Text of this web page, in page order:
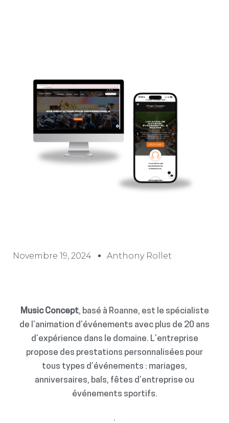
Novembre 19, 2024 Anthony Rollet
Music Concept, basé à Roanne, est le spécialiste
de l’animation d’événements avec plus de 20 ans
d’expérience dans le domaine. L’entreprise
propose des prestations personnalisées pour
tous types d’événements : mariages,
anniversaires, bals, fêtes d’entreprise ou
événements sportifs.
.